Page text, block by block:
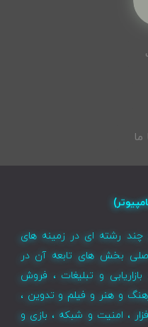
چند رشته ای در زمینه های
بخش های تابعه آن در
و تبلیغات ، فروش
و هنر و فیلم و تدوین ،
، امنیت و شبکه ، بازی و